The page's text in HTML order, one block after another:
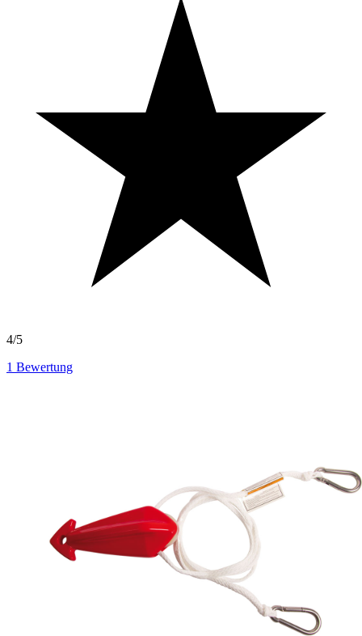
4/5
1 Bewertung